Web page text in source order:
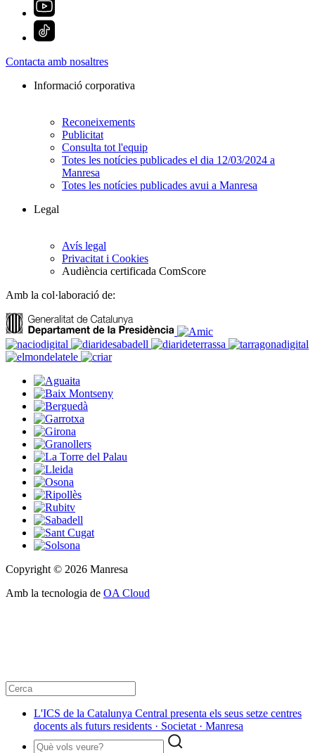
Contacta amb nosaltres
Informació corporativa
Reconeixements
Publicitat
Consulta tot l'equip
Totes les notícies publicades el dia 12/03/2024 a
Manresa
Totes les notícies publicades avui a Manresa
Legal
Avís legal
Privacitat i Cookies
Audiència certificada ComScore
Amb la col·laboració de:
Copyright © 2026 Manresa
Amb la tecnologia de OA Cloud
L'ICS de la Catalunya Central presenta els seus setze centres
docents als futurs residents · Societat · Manresa